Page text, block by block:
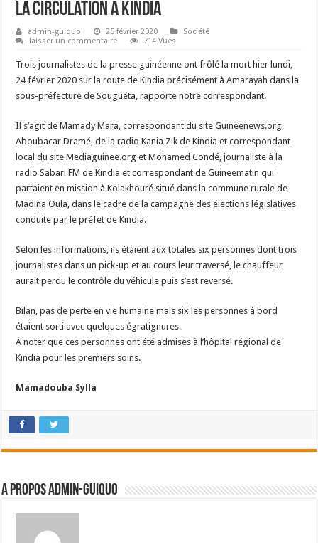
la circulation à Kindia
admin-guiquo 25 février 2020
Société
laisser un commentaire
714 Vues
Trois journalistes de la presse guinéenne ont frôlé la mort hier lundi,
24 février 2020 sur la route de Kindia précisément à Amarayah dans la
sous-préfecture de Souguéta, rapporte notre correspondant.
Il s’agit de Mamady Mara, correspondant du site Guineenews.org,
Aboubacar Dramé, de la radio Kania Zik de Kindia et correspondant
local du site Mediaguinee.org et Mohamed Condé, journaliste à la
radio Sabari FM de Kindia et correspondant de Guineematin qui
partaient en mission à Kolakhouré situé dans la commune rurale de
Madina Oula, dans le cadre de la campagne des élections législatives
conduite par le préfet de Kindia.
Selon les informations, ils étaient aux totales six personnes dont trois
journalistes dans un pick-up et au cours leur traversé, le chauffeur
aurait perdu le contrôle du véhicule puis s’est reversé.
Bilan, pas de perte en vie humaine mais six les personnes à bord
étaient sorti avec quelques égratignures.
À noter que ces personnes ont été admises à l’hôpital régional de
Kindia pour les premiers soins.
Mamadouba Sylla
A propos admin-guiquo